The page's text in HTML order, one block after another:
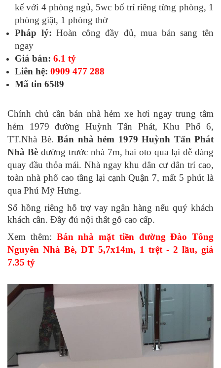
kế với 4 phòng ngủ, 5wc bố trí riêng từng phòng, 1
phòng giặt, 1 phòng thờ
Pháp lý: Hoàn công đầy đủ, mua bán sang tên
ngay
Giá bán: 6.1 tỷ
Liên hệ: 0909 477 288
Mã tin 6589
Chính chủ cần bán nhà hẻm xe hơi ngay trung tâm
hẻm 1979 đường Huỳnh Tấn Phát, Khu Phố 6,
TT.Nhà Bè. Bán nhà hẻm 1979 Huỳnh Tấn Phát
Nhà Bèđường trước nhà 7m, hai oto qua lại dễ dàng
quay đầu thỏa mái. Nhà ngay khu dân cư dân trí cao,
toàn nhà phố cao tầng lại cạnhQuận 7, mất 5 phút là
qua Phú Mỹ Hưng.
Sổ hồng riêng hỗ trợ vay ngân hàng nếu quý khách
khách cần. Đầy đủ nội thất gỗ cao cấp.
Xem thêm: Bán nhà mặt tiền đường Đào Tông
Nguyên Nhà Bè, DT 5,7x14m, 1 trệt - 2 lầu, giá
7.35 tỷ